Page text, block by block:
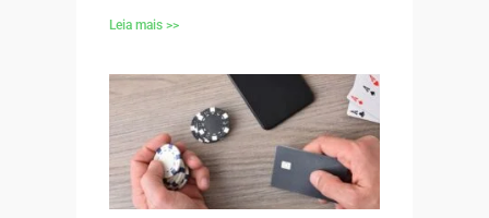
Leia mais >>